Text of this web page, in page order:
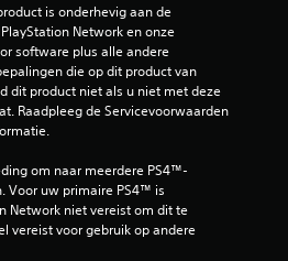
5
1
b
is onderhevig aan de
Network en onze
software plus alle andere
die op dit product van
dit product niet als u niet met deze
Raadpleeg de Servicevoorwaarden
om naar meerdere PS4™-
Voor uw primaire PS4™ is
Network niet vereist om dit te
vereist voor gebruik op andere